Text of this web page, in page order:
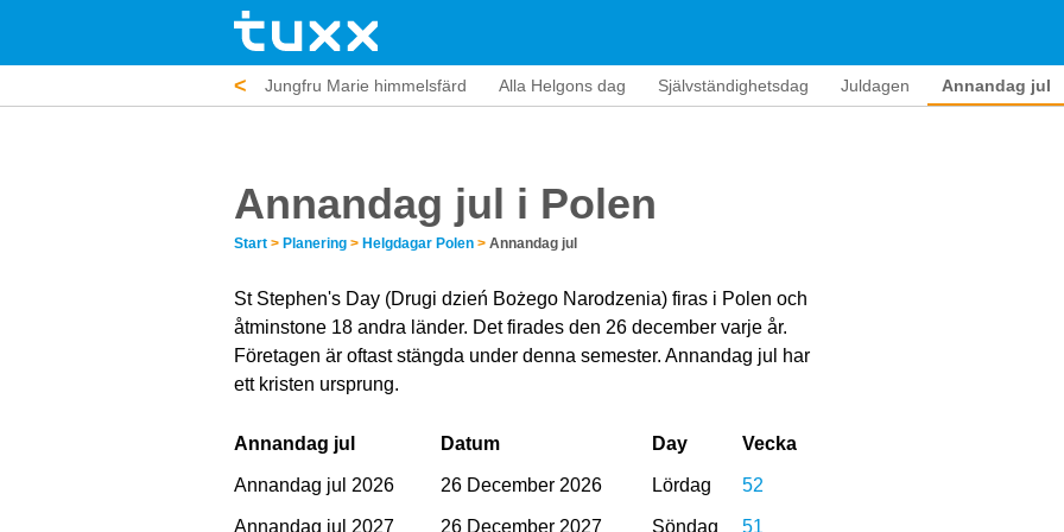
< Jungfru Marie himmelsfärd Alla Helgons dag Självständighetsdag Juldagen Annandag jul
Annandag jul i Polen
Start > Planering > Helgdagar Polen > Annandag jul
St Stephen's Day (Drugi dzień Bożego Narodzenia) firas i Polen och
åtminstone 18 andra länder. Det firades den 26 december varje år.
Företagen är oftast stängda under denna semester. Annandag jul har
ett kristen ursprung.
Annandag jul Datum Day Vecka
Annandag jul 2026 26 December 2026 Lördag 52
Annandag jul 2027 26 December 2027 Söndag 51